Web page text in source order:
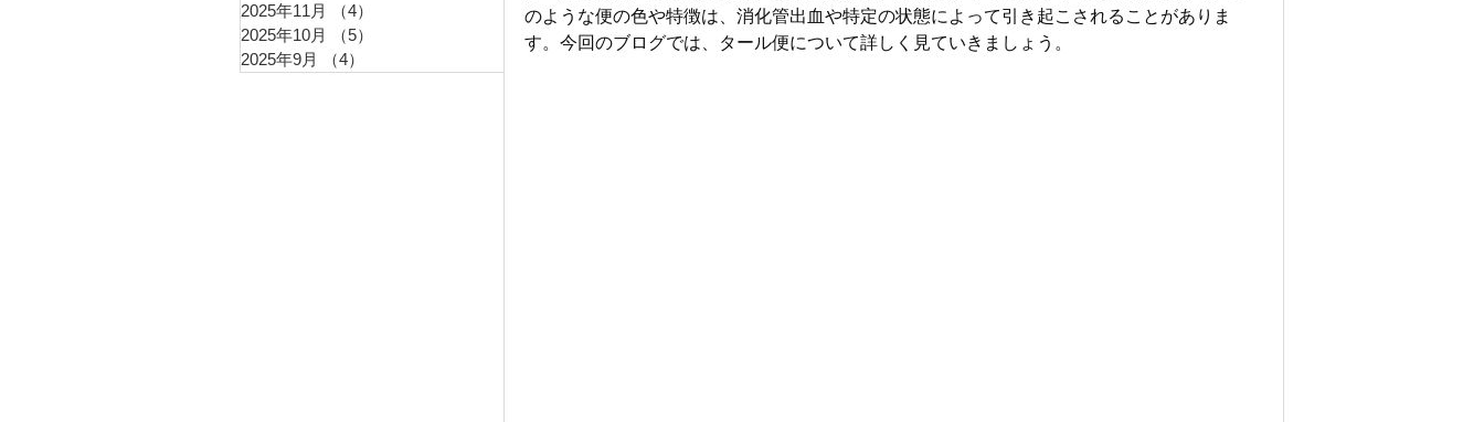
2025年11月
（4）
2025年10月
（5）
2025年9月
（4）
のような便の色や特徴は、消化管出血や特定の状態によって引き起こされることがありま
す。今回のブログでは、タール便について詳しく見ていきましょう。